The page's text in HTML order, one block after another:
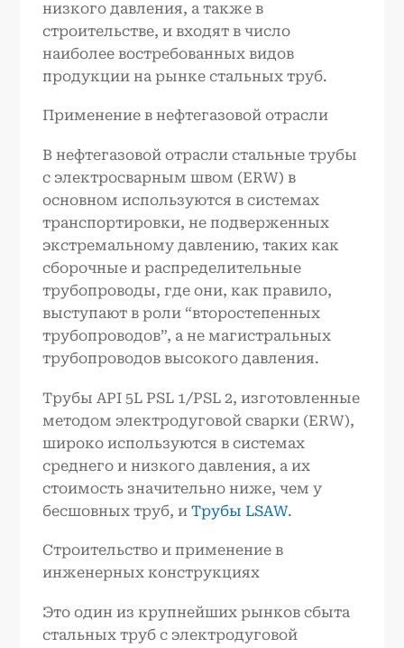
низкого давления, а также в
строительстве, и входят в число
наиболее востребованных видов
продукции на рынке стальных труб.
Применение в нефтегазовой отрасли
В нефтегазовой отрасли стальные трубы
с электросварным швом (ERW) в
основном используются в системах
транспортировки, не подверженных
экстремальному давлению, таких как
сборочные и распределительные
трубопроводы, где они, как правило,
выступают в роли “второстепенных
трубопроводов”, а не магистральных
трубопроводов высокого давления.
Трубы API 5L PSL 1/PSL 2, изготовленные
методом электродуговой сварки (ERW),
широко используются в системах
среднего и низкого давления, а их
стоимость значительно ниже, чем у
бесшовных труб, иТрубы LSAW.
Строительство и применение в
инженерных конструкциях
Это один из крупнейших рынков сбыта
стальных труб с электродуговой